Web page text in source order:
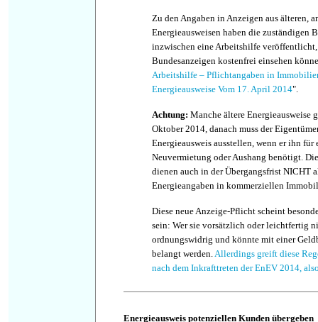
Zu den Angaben in Anzeigen aus älteren,
Energieausweisen haben die zuständigen
inzwischen eine Arbeitshilfe
Bundesanzeigen kostenfrei einsehen
Arbeitshilfe – Pflichtangaben in
Energieausweise Vom 17. April 2014".
Achtung: Manche ältere Energieausweise
Oktober 2014, danach muss der
Energieausweis ausstellen, wenn er ihn für
Neuvermietung oder Aushang benötigt.
dienen auch in der Übergangsfrist NICHT
Energieangaben in kommerziellen
Diese neue Anzeige-Pflicht scheint
sein: Wer sie vorsätzlich oder leichtfertig
ordnungswidrig und könnte mit einer
belangt werden. Allerdings greift diese
nach dem Inkrafttreten der EnEV 2014,
Energieausweis potenziellen Kunden übergeben